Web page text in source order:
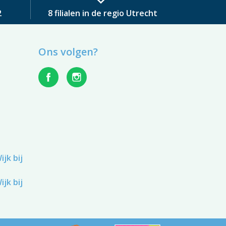
8 filialen in de regio Utrecht
bij
bij
Ons volgen?